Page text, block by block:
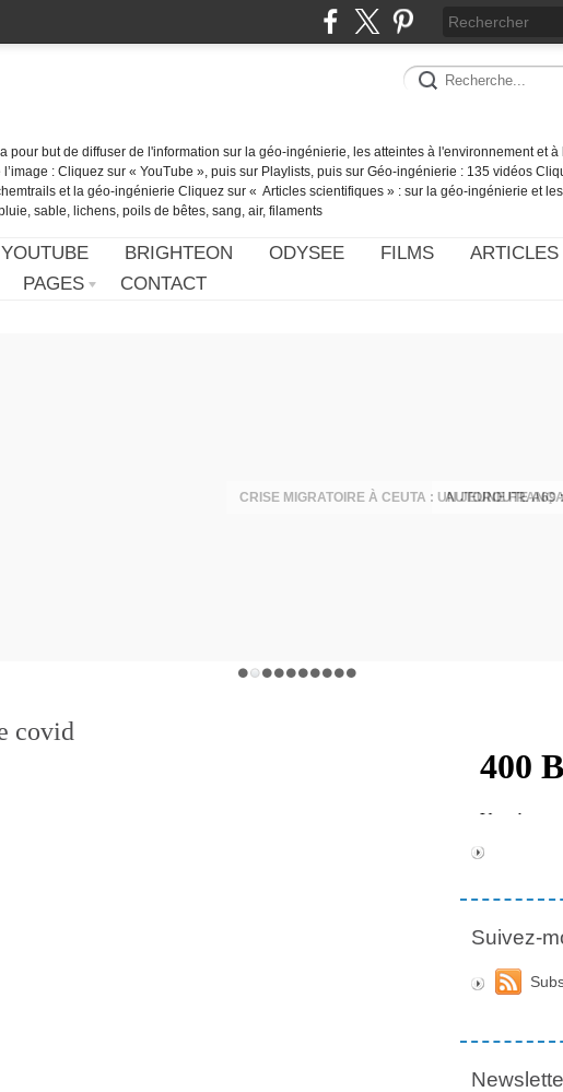
pour but de diffuser de l'information sur la géo-ingénierie, les atteintes à l'environnement et
: Cliquez sur « YouTube », puis sur Playlists, puis sur Géo-ingénierie : 135 vidéos
et la géo-ingénierie Cliquez sur « Articles scientifiques » : sur la géo-ingénierie et
sable, lichens, poils de bêtes, sang, air, filaments
YOUTUBE BRIGHTEON ODYSEE FILMS
PAGES CONTACT
AUTOROUTE A69
covid
Suivez-